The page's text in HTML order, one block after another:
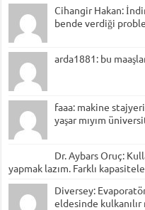
Cihangir Hakan:
bende verdiği
arda1881: bu
faaa: makine
yaşar mıyım
Dr. Aybars Oruç:
yapmak lazım. Farklı
Diversey:
eldesinde kulkanılır